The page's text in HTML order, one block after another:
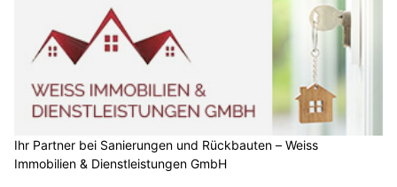
Ihr Partner bei Sanierungen und Rückbauten – Weiss
Immobilien & Dienstleistungen GmbH